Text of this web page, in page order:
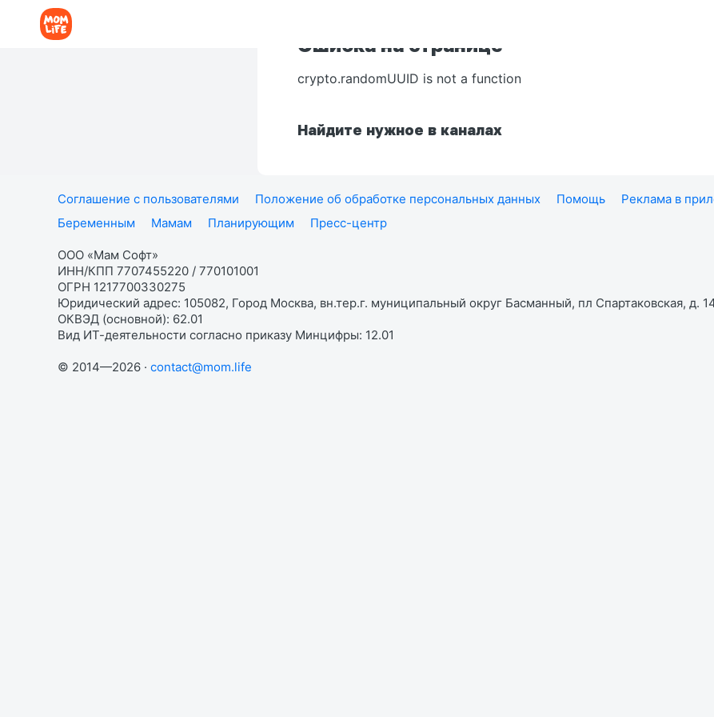
Ошибка на странице
crypto.randomUUID is not a function
Найдите нужное в каналах
Соглашение с пользователями Положение об обработке персональных данных Помощь Реклама в
Беременным
Мамам Планирующим Пресс-центр
ООО «Мам Софт»
ИНН/КПП 7707455220 / 770101001
ОГРН 1217700330275
Юридический адрес: 105082, Город Москва, вн.тер.г. муниципальный округ Басманный, пл Спартаковская, д.
ОКВЭД (основной): 62.01
Вид ИТ-деятельности согласно приказу Минцифры: 12.01
© 2014—2026 · contact@mom.life